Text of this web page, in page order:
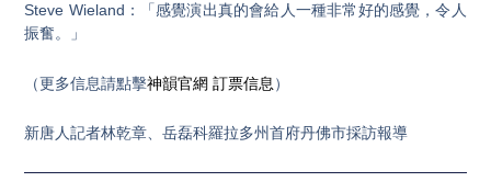
Steve Wieland：「感覺演出真的會給人一種非常好的感覺，令人
振奮。」
（更多信息請點擊神韻官網 訂票信息 ）
新唐人記者林乾章、岳磊科羅拉多州首府丹佛市採訪報導